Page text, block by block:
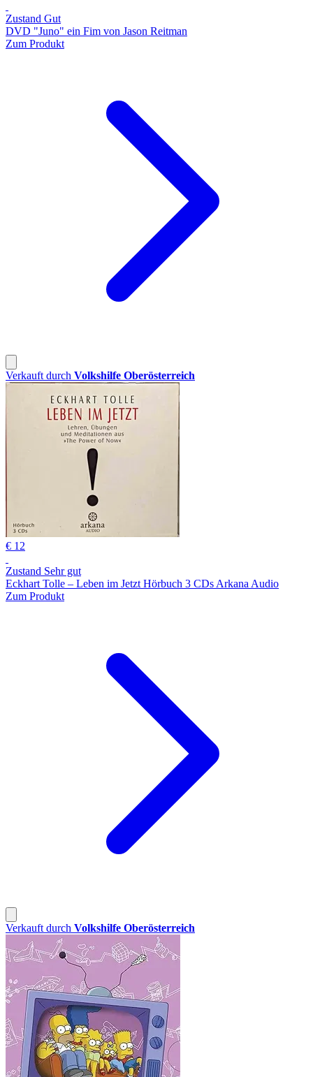
Zustand Gut
DVD "Juno" ein Fim von Jason Reitman
Zum Produkt
Verkauft durch Volkshilfe Oberösterreich
€ 12
Zustand Sehr gut
Eckhart Tolle – Leben im Jetzt Hörbuch 3 CDs Arkana Audio
Zum Produkt
Verkauft durch Volkshilfe Oberösterreich